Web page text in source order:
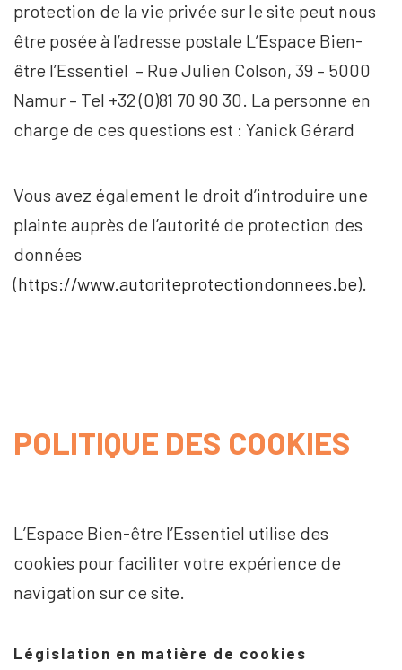
protection de la vie privée sur le site peut nous
être posée à l’adresse postale L’Espace Bien-
être l’Essentiel – Rue Julien Colson, 39 – 5000
Namur – Tel +32 (0)81 70 90 30. La personne en
charge de ces questions est : Yanick Gérard
Vous avez également le droit d’introduire une
plainte auprès de l’autorité de protection des
données
(https://www.autoriteprotectiondonnees.be).
POLITIQUE DES COOKIES
L’Espace Bien-être l’Essentiel utilise des
cookies pour faciliter votre expérience de
navigation sur ce site.
Législation en matière de cookies